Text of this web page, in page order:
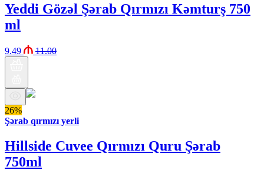
Yeddi Gözəl Şərab Qırmızı Kəmturş 750
ml
9.49 11.00
26%
Şərab qırmızı yerli
Hillside Cuvee Qırmızı Quru Şərab
750ml